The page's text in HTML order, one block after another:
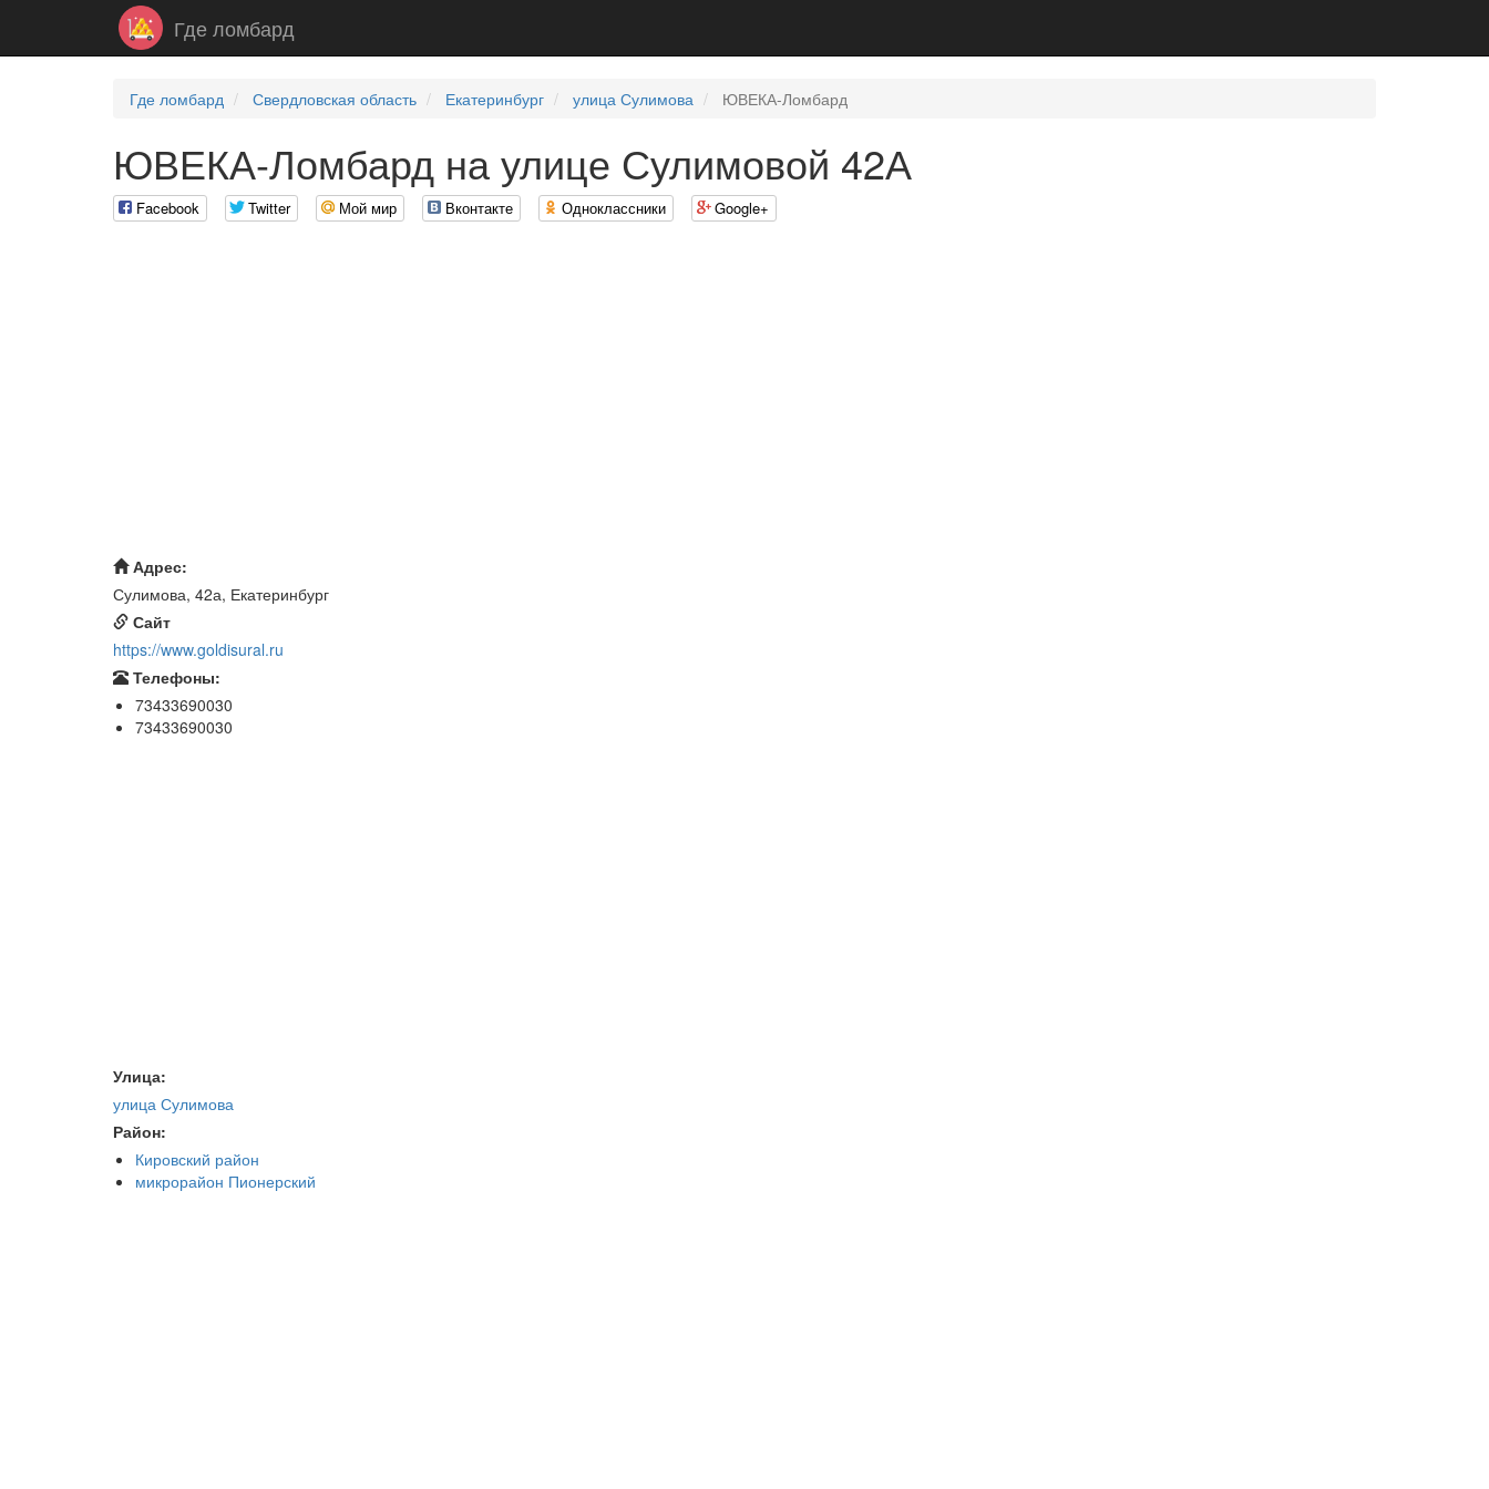
Где ломбард
Где ломбард Свердловская область Екатеринбург улица Сулимова ЮВЕКА-Ломбард
ЮВЕКА-Ломбард на улице Сулимовой 42А
Facebook Twitter Мой мир Вконтакте Одноклассники Google+
Адрес:
Сулимова, 42а, Екатеринбург
Сайт
https://www.goldisural.ru
Телефоны:
73433690030
73433690030
Улица:
улица Сулимова
Район:
Кировский район
микрорайон Пионерский